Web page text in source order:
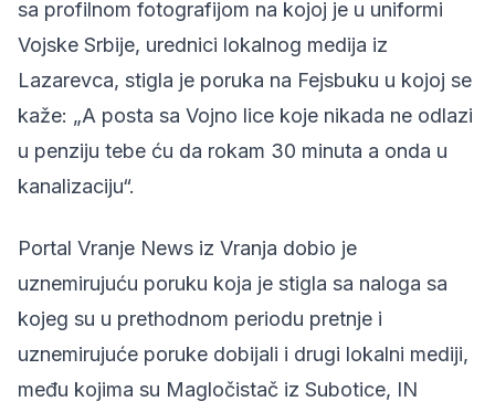
sa profilnom fotografijom na kojoj je u uniformi
Vojske Srbije, urednici lokalnog medija iz
Lazarevca, stigla je poruka na Fejsbuku u kojoj se
kaže: „A posta sa Vojno lice koje nikada ne odlazi
u penziju tebe ću da rokam 30 minuta a onda u
kanalizaciju“.
Portal Vranje News iz Vranja dobio je
uznemirujuću poruku koja je stigla sa naloga sa
kojeg su u prethodnom periodu pretnje i
uznemirujuće poruke dobijali i drugi lokalni mediji,
među kojima su Magločistač iz Subotice, IN